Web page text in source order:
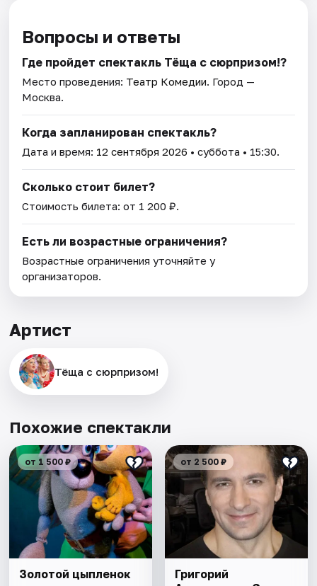
Вопросы и ответы
Где пройдет спектакль Тёща с сюрпризом!?
Место проведения: Театр Комедии. Город —
Москва.
Когда запланирован спектакль?
Дата и время: 12 сентября 2026 • суббота • 15:30.
Сколько стоит билет?
Стоимость билета: от 1 200 ₽.
Есть ли возрастные ограничения?
Возрастные ограничения уточняйте у
организаторов.
Артист
Тёща с сюрпризом!
Похожие спектакли
от 1 500 ₽
Золотой цыпленок
от 2 500 ₽
Григорий